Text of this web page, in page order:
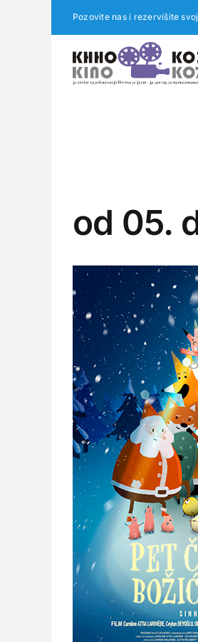
Pozovite nas i rezervišite
od 05.